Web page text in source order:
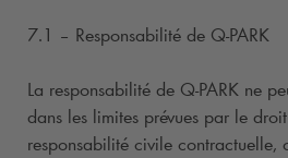
7.1 – Responsabilité de Q-PARK
La responsabilité de Q-PARK ne
dans les limites prévues par le
responsabilité civile contractuelle,